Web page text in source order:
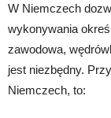
W Niemczech
wykonywania
zawodowa,
jest niezbędny.
Niemczech, to: